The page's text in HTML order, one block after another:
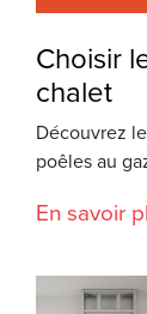
Choisir
chalet
Découvrez
poêles au
En savoir